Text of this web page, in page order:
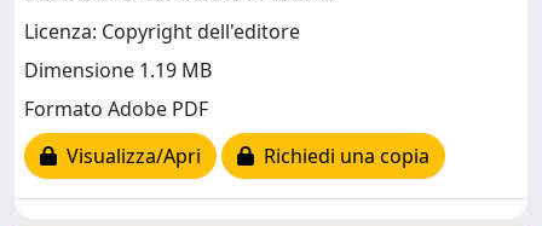
Licenza: Copyright dell'editore
Dimensione 1.19 MB
Formato Adobe PDF
Visualizza/Apri
Richiedi una copia